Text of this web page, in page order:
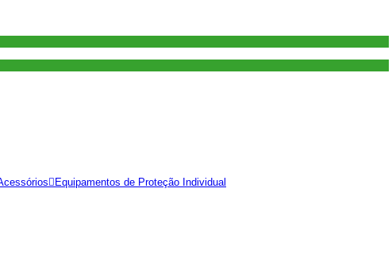
Equipamentos de Proteção Individual